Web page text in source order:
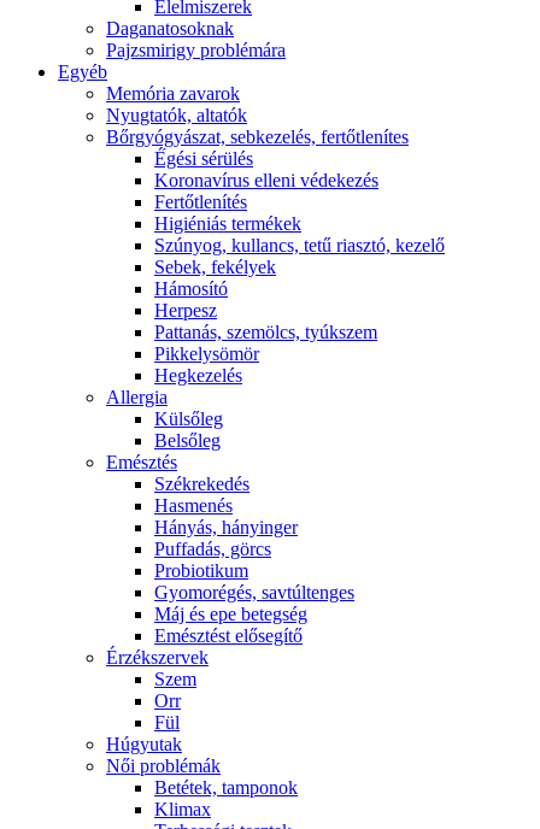
É́lelmiszerek
Daganatosoknak
Pajzsmirigy problémára
Egyéb
Memória zavarok
Nyugtatók, altatók
Bőrgyógyászat, sebkezelés, fertőtlenítes
É́gési sérülés
Koronavírus elleni védekezés
Fertőtlenítés
Higiéniás termékek
Szúnyog, kullancs, tetű riasztó, kezelő
Sebek, fekélyek
Hámosító
Herpesz
Pattanás, szemölcs, tyúkszem
Pikkelysömör
Hegkezelés
Allergia
Külsőleg
Belsőleg
Emésztés
Székrekedés
Hasmenés
Hányás, hányinger
Puffadás, görcs
Probiotikum
Gyomorégés, savtúltenges
Máj és epe betegség
Emésztést elősegítő
Érzékszervek
Szem
Orr
Fül
Húgyutak
Női problémák
Betétek, tamponok
Klimax